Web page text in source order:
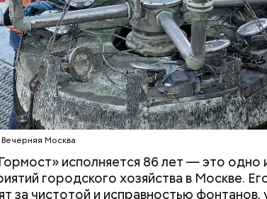
Москва
исполняется 86 лет — это одно
городского хозяйства в Москве.
за чистотой и исправностью
261 мост, 271 эстакаду и 379
слышать слова благодарности
чистой и ухоженной, но действия
краской портят внешний облик
беспокойства и работы.
МОСКВА
по шести предметам. Еще по 18
позднее.